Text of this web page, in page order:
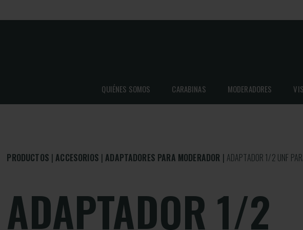
QUIÉNES SOMOS CARABINAS MODERADORES
PRODUCTOS ACCESORIOS ADAPTADORES PARA MODERADOR ADAPTADOR 1/2 UNF
ADAPTADOR 1/2